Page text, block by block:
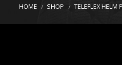
HOME SHOP TELEFLEX